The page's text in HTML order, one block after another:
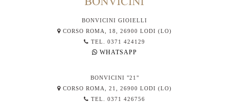
BONVICINI GIOIELLI
CORSO ROMA, 18, 26900 LODI (LO)
TEL. 0371 424129
WHATSAPP
BONVICINI "21"
CORSO ROMA, 21, 26900 LODI (LO)
TEL. 0371 426756